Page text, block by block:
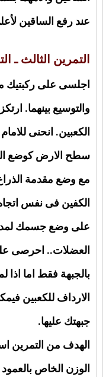
عند رفع الساقين
التمرين الثالث
اجلسى على ركبتيك
والتوسيع بينهما.
الكعبين. انحنى
سطح الارض كوضع
مع وضع مقدمة
العضلات.. احرصى
بالجبهة فقط اما
الارداف للكعبين
جبهتك عليها.
الهدف من التمرين
الوزن الخاص